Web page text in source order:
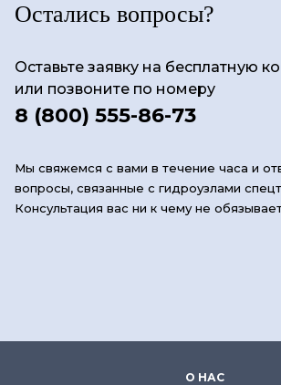
Остались вопросы?
Оставьте заявку на бесплатную
или позвоните по номеру
8 (800) 555-86-73
Мы свяжемся с вами в течение часа и
вопросы, связанные с гидроузлами
Консультация вас ни к чему не
О НАС